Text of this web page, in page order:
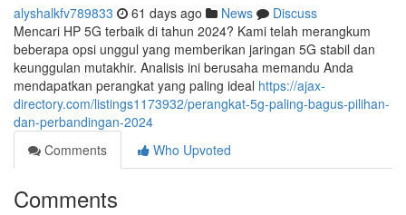
alyshalkfv789833 61 days ago News
Discuss
Mencari HP 5G terbaik di tahun 2024? Kami telah merangkum
beberapa opsi unggul yang memberikan jaringan 5G stabil dan
keunggulan mutakhir. Analisis ini berusaha memandu Anda
mendapatkan perangkat yang paling ideal https://ajax-
directory.com/listings1173932/perangkat-5g-paling-bagus-pilihan-
dan-perbandingan-2024
Comments
Who Upvoted
Comments